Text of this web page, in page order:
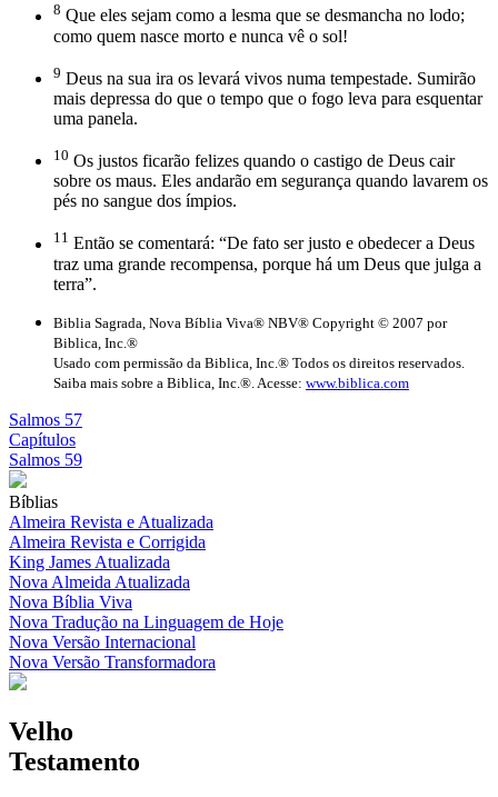
8 Que eles sejam como a lesma que se desmancha no lodo;
como quem nasce morto e nunca vê o sol!
9 Deus na sua ira os levará vivos numa tempestade. Sumirão
mais depressa do que o tempo que o fogo leva para esquentar
uma panela.
10 Os justos ficarão felizes quando o castigo de Deus cair
sobre os maus. Eles andarão em segurança quando lavarem os
pés no sangue dos ímpios.
11 Então se comentará: “De fato ser justo e obedecer a Deus
traz uma grande recompensa, porque há um Deus que julga a
terra”.
Biblia Sagrada, Nova Bíblia Viva® NBV® Copyright © 2007 por
Biblica, Inc.®
Usado com permissão da Biblica, Inc.® Todos os direitos reservados.
Saiba mais sobre a Biblica, Inc.®. Acesse: www.biblica.com
Salmos 57
Capítulos
Salmos 59
Bíblias
Almeira Revista e Atualizada
Almeira Revista e Corrigida
King James Atualizada
Nova Almeida Atualizada
Nova Bíblia Viva
Nova Tradução na Linguagem de Hoje
Nova Versão Internacional
Nova Versão Transformadora
Velho
Testamento